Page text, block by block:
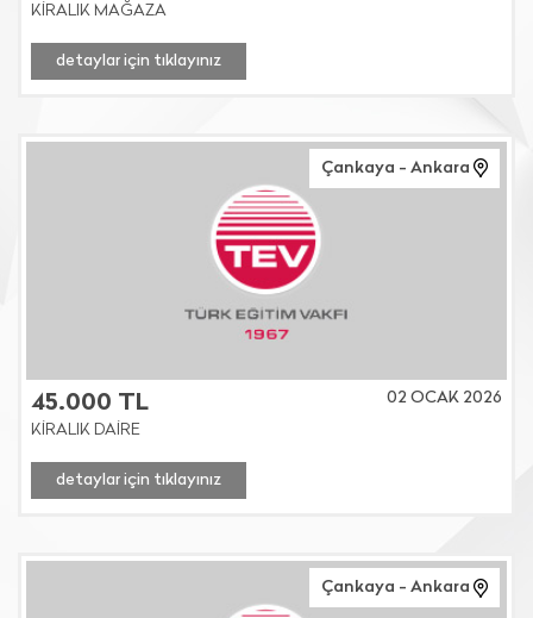
KİRALIK MAĞAZA
detaylar için tıklayınız
Çankaya - Ankara
45.000 TL
02 OCAK 2026
KİRALIK DAİRE
detaylar için tıklayınız
Çankaya - Ankara